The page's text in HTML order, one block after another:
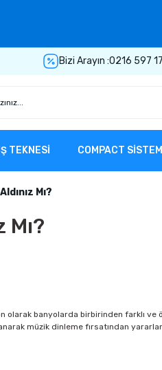
Bizi Arayın :0216 597
TEKNESİ COMPACT
Mı?
banyolarda birbirinden farklı ve
müzik dinleme fırsatından